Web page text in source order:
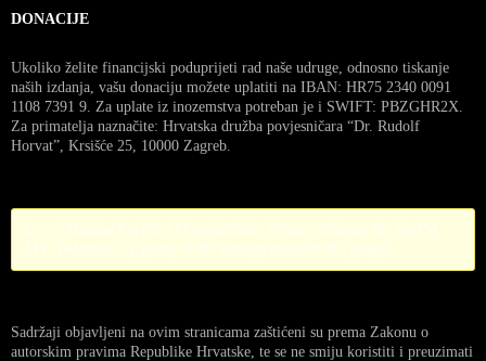
DONACIJE
Ukoliko želite financijski poduprijeti rad naše udruge, odnosno tiskanje
naših izdanja, vašu donaciju možete uplatiti na IBAN: HR75 2340 0091
1108 7391 9. Za uplate iz inozemstva potreban je i SWIFT: PBZGHR2X.
Za primatelja naznačite: Hrvatska družba povjesničara “Dr. Rudolf
Horvat”, Krsišće 25, 10000 Zagreb.
Sadržaji objavljeni na ovim stranicama zaštićeni su prema Zakonu o
autorskim pravima Republike Hrvatske, te se ne smiju koristiti i preuzimati